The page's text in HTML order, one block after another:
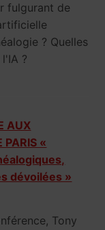
fulgurant de
? Quelles
?
AUX
PARIS «
dévoilées »
Tony